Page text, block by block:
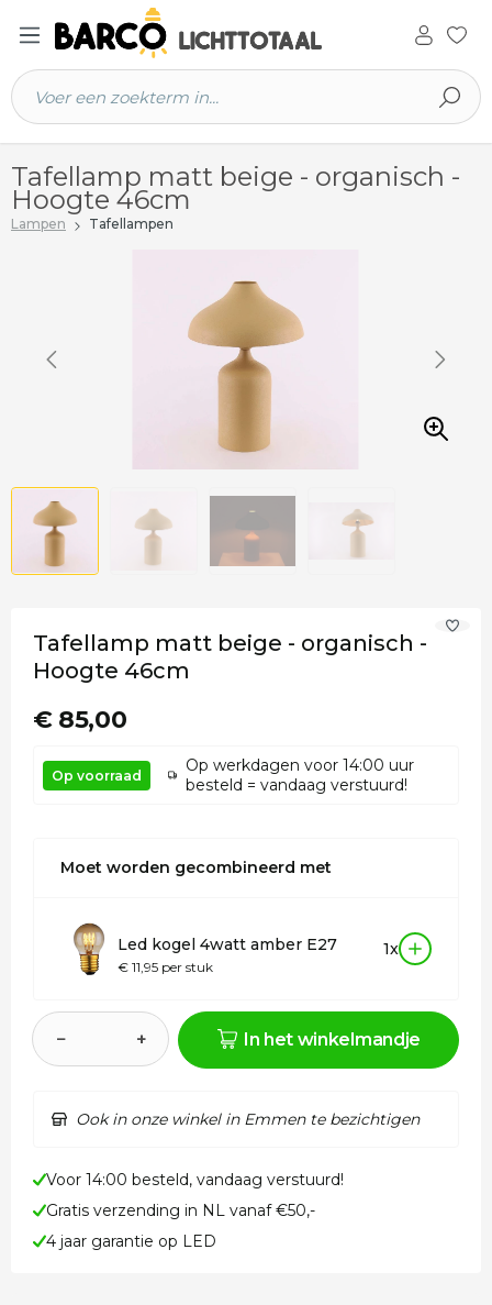
hoofdinhoud
Tafellamp matt beige - organisch -
Hoogte 46cm
Lampen Tafellampen
Tafellamp matt beige - organisch -
Hoogte 46cm
€ 85,00
Op voorraad
Op werkdagen voor 14:00 uur
besteld = vandaag verstuurd!
Moet worden gecombineerd met
Led kogel 4watt amber E27
€ 11,95 per stuk
1x
− + In het winkelmandje
Ook in onze winkel in Emmen te bezichtigen
Voor 14:00 besteld, vandaag verstuurd!
Gratis verzending in NL vanaf €50,-
4 jaar garantie op LED